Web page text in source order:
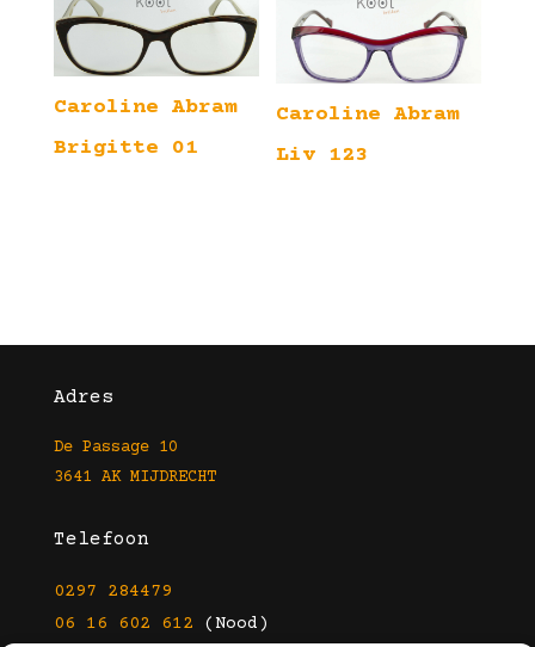
Caroline Abram
Brigitte 01
Caroline Abram
Liv 123
Adres
De Passage 10
3641 AK MIJDRECHT
Telefoon
0297 284479
06 16 602 612 (Nood)